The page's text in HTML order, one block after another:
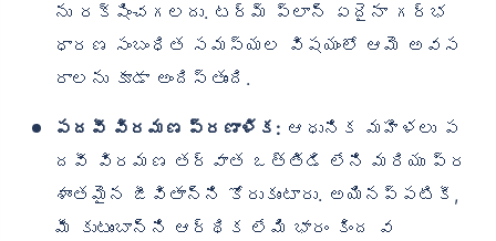
ను రక్షించగలదు. టర్మ్ ప్లాన్ ఏదైనా గర్భ
ధారణ సంబంధిత సమస్యల విషయంలో ఆమె అవస
రాలను కూడా అందిస్తుంది.
పదవీ విరమణ ప్రణాళిక: ఆధునిక మహిళలు ప
దవీ విరమణ తర్వాత ఒత్తిడి లేని మరియు ప్ర
శాంతమైన జీవితాన్ని కోరుకుంటారు. అయినప్పటికీ,
మీ కుటుంబాన్ని ఆర్థిక లేమి భారం కింద వ